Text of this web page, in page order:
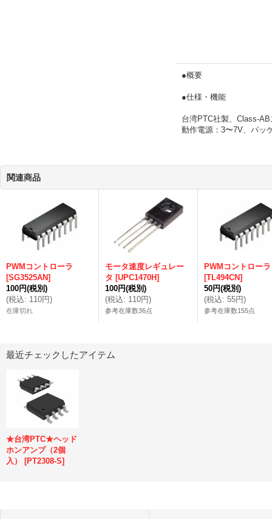
●概要
●仕様・機能
台湾PTC社製、Class-
動作電源：3〜7V、パッ
関連商品
PWMコントローラ
[SG3525AN]
100円(税別)
(税込: 110円)
在庫切れ
モータ速度レギュレー
タ [UPC1470H]
100円(税別)
(税込: 110円)
参考在庫数36点
PWMコントローラ
[TL494CN]
50円(税別)
(税込: 55円)
参考在庫数155点
最近チェックしたアイテム
★台湾PTC★ヘッド
ホンアンプ（2個
入）
[PT2308-S]